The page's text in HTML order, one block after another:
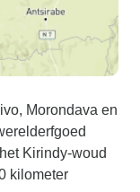
Morondava en
Kirindy-woud
kilometer